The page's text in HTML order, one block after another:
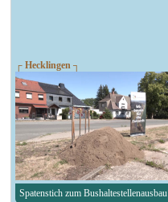
┌ Hecklingen ┐
Spatenstich zum Bushaltestellenausbau